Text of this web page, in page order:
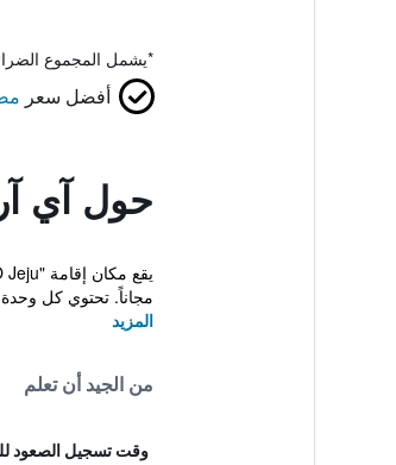
*يشمل المجموع
أفضل سعر
حول آي
مجاناً. تحتوي كل
المزيد
من الجيد أن تعلم
وقت تسجيل الصعود